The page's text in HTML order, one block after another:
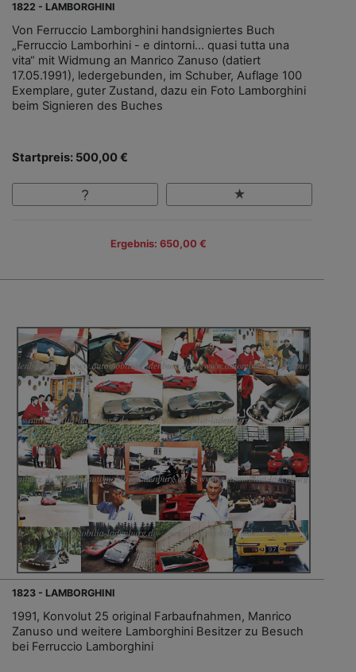
1822 - LAMBORGHINI
Von Ferruccio Lamborghini handsigniertes Buch
„Ferruccio Lamborhini - e dintorni… quasi tutta una
vita“ mit Widmung an Manrico Zanuso (datiert
17.05.1991), ledergebunden, im Schuber, Auflage 100
Exemplare, guter Zustand, dazu ein Foto Lamborghini
beim Signieren des Buches
Startpreis: 500,00 €
Ergebnis: 650,00 €
1823 - LAMBORGHINI
1991, Konvolut 25 original Farbaufnahmen, Manrico
Zanuso und weitere Lamborghini Besitzer zu Besuch
bei Ferruccio Lamborghini